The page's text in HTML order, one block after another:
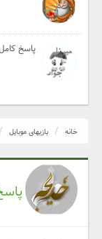
پاسخ کامل مراحل 181
خانه بازیهای موبایل